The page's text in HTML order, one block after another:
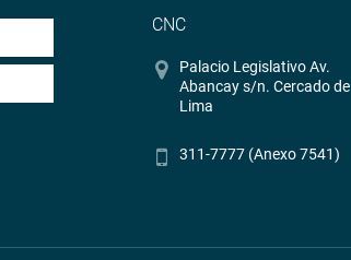
CNC
Palacio Legislativo Av.
Abancay s/n. Cercado de
Lima
311-7777 (Anexo 7541)